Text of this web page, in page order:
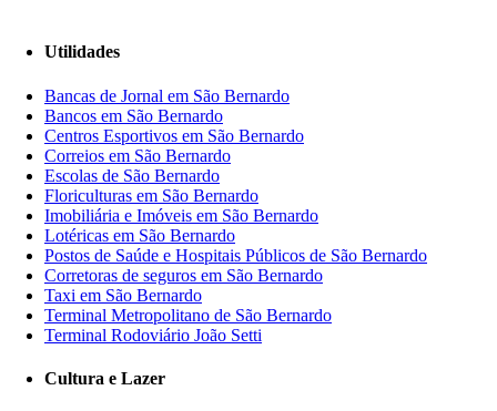
Utilidades
Bancas de Jornal em São Bernardo
Bancos em São Bernardo
Centros Esportivos em São Bernardo
Correios em São Bernardo
Escolas de São Bernardo
Floriculturas em São Bernardo
Imobiliária e Imóveis em São Bernardo
Lotéricas em São Bernardo
Postos de Saúde e Hospitais Públicos de São Bernardo
Corretoras de seguros em São Bernardo
Taxi em São Bernardo
Terminal Metropolitano de São Bernardo
Terminal Rodoviário João Setti
Cultura e Lazer